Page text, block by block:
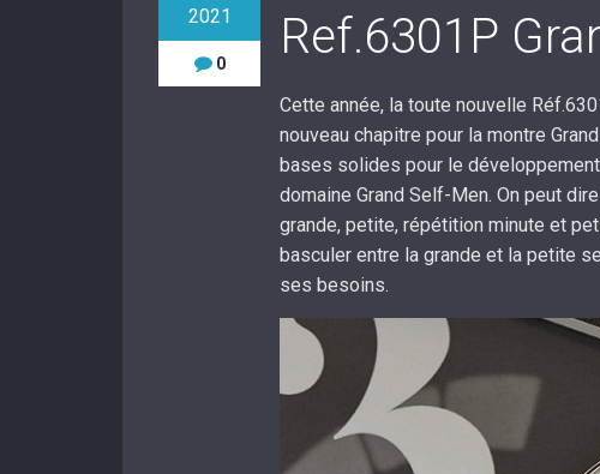
2021
0
Ref.6301P
Cette année, la toute nouvelle
nouveau chapitre pour la montre
bases solides pour le
domaine Grand Self-Men. On peut
grande, petite, répétition minute et
basculer entre la grande et la petite
ses besoins.